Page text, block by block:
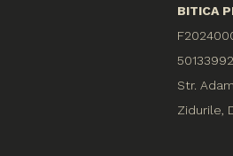
BITICA
50133992
Str.
Zidurile,